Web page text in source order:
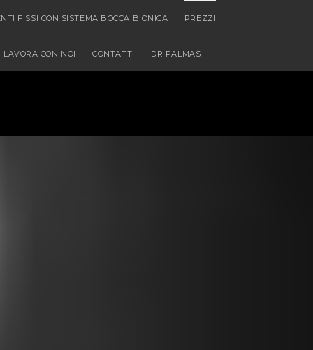
FISSI CON SISTEMA BOCCA BIONICA PREZZI
LAVORA CON NOI CONTATTI DR PALMAS